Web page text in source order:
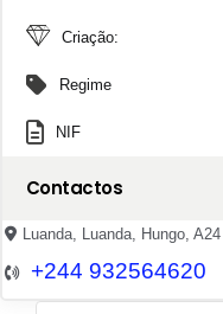
Criação:
Regime
NIF
Contactos
Luanda, Luanda, Hungo, A24
+244 932564620